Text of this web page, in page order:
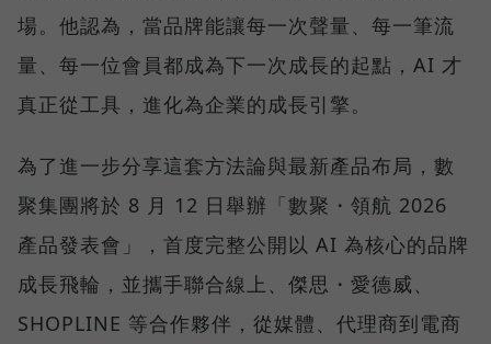
場。他認為，當品牌能讓每一次聲量、每一筆流
量、每一位會員都成為下一次成長的起點，AI 才
真正從工具，進化為企業的成長引擎。
為了進一步分享這套方法論與最新產品布局，數
聚集團將於 8 月 12 日舉辦「數聚・領航 2026
產品發表會」，首度完整公開以 AI 為核心的品牌
成長飛輪，並攜手聯合線上、傑思・愛德威、
SHOPLINE 等合作夥伴，從媒體、代理商到電商